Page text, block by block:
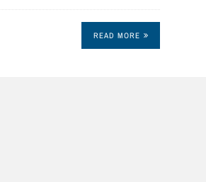
READ MORE